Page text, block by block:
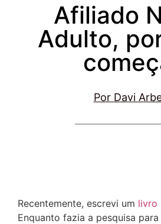
Afiliado
Adulto,
Por Davi
Recentemente, escrevi um livro
Enquanto fazia a pesquisa